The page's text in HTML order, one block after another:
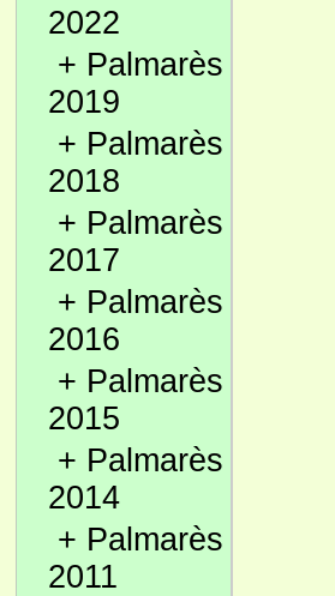
2022
+ Palmarès
2019
+ Palmarès
2018
+ Palmarès
2017
+ Palmarès
2016
+ Palmarès
2015
+ Palmarès
2014
+ Palmarès
2011